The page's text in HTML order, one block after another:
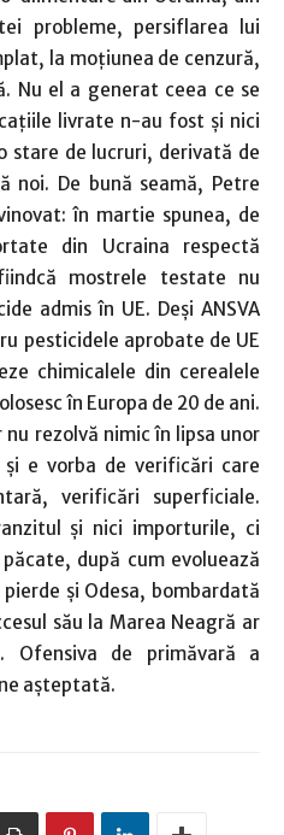
probleme, persiflarea lui
la moţiunea de cenzură,
Nu el a generat ceea ce se
livrate n-au fost şi nici
stare de lucruri, derivată de
noi. De bună seamă, Petre
în martie spunea, de
din Ucraina respectă
mostrele testate nu
admis în UE. Deşi ANSVA
pesticidele aprobate de UE
chimicalele din cerealele
în Europa de 20 de ani.
rezolvă nimic în lipsa unor
e vorba de verificări care
verificări superficiale.
şi nici importurile, ci
după cum evoluează
şi Odesa, bombardată
său la Marea Neagră ar
Ofensiva de primăvară a
aşteptată.